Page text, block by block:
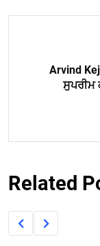
Arvind
ਸੁਪਰੀਮ
Related